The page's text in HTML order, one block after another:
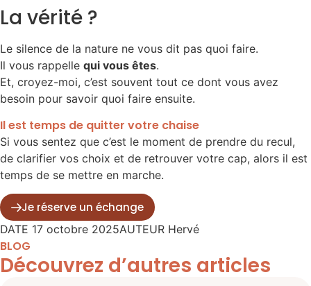
La vérité ?
Le silence de la nature ne vous dit pas quoi faire.
Il vous rappelle qui vous êtes.
Et, croyez-moi, c’est souvent tout ce dont vous avez
besoin pour savoir quoi faire ensuite.
Il est temps de quitter votre chaise
Si vous sentez que c’est le moment de prendre du recul,
de clarifier vos choix et de retrouver votre cap, alors il est
temps de se mettre en marche.
Je réserve un échange
DATE 17 octobre 2025AUTEUR Hervé
BLOG
Découvrez d’autres articles